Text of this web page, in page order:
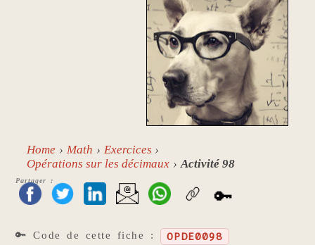
Home Math
Exercices
Opérations sur les décimaux
Activité 98
Partager :
🔑
🔑 Code de cette fiche : OPDE0098